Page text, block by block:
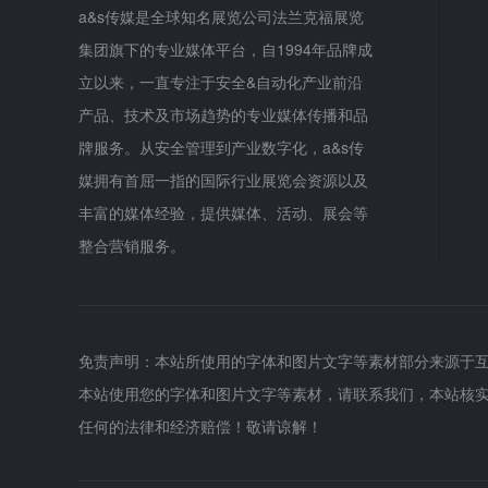
a&s传媒是全球知名展览公司法兰克福展览
集团旗下的专业媒体平台，自1994年品牌成
立以来，一直专注于安全&自动化产业前沿
产品、技术及市场趋势的专业媒体传播和品
牌服务。从安全管理到产业数字化，a&s传
媒拥有首屈一指的国际行业展览会资源以及
丰富的媒体经验，提供媒体、活动、展会等
整合营销服务。
免责声明：本站所使用的字体和图片文字等素材部分来源
本站使用您的字体和图片文字等素材，请联系我们，本站
任何的法律和经济赔偿！敬请谅解！